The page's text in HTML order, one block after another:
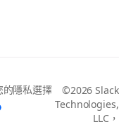
的隱私選擇
©2026 Slack
Technologies,
LLC，